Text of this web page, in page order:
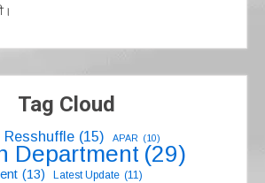
Tag Cloud
(15) APAR (10)
Department (29)
(13) Latest Update (11)